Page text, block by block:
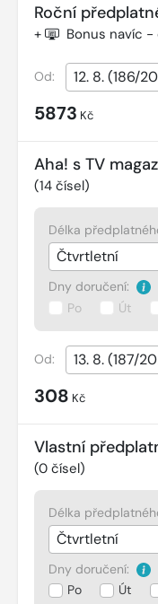
Roční
+ Bonus navíc
Od:
5873 Kč
Aha! s TV
(14 čísel)
Délka
Dny doručení:
Po
Út
Od:
308 Kč
Vlastní
(0 čísel)
Délka
Dny doručení:
Po
Út